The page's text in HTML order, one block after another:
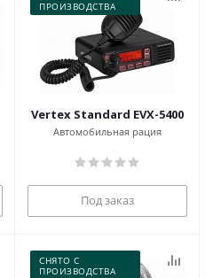
ПРОИЗВОДСТВА
Vertex Standard EVX-5400
Автомобильная рация
Под заказ
СНЯТО С
ПРОИЗВОДСТВА